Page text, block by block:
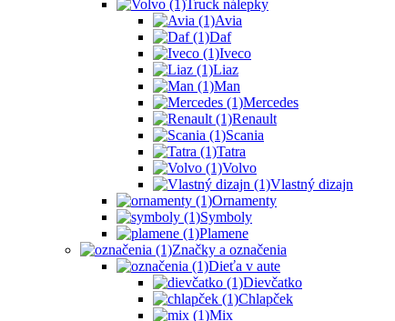
Truck nálepky
Avia
Daf
Iveco
Liaz
Man
Mercedes
Renault
Scania
Tatra
Volvo
Vlastný dizajn
Ornamenty
Symboly
Plamene
Značky a označenia
Dieťa v aute
Dievčatko
Chlapček
Mix